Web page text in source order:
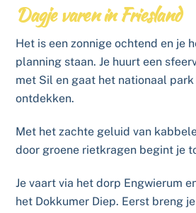
Dagje varen in Friesland
Het is een zonnige ochtend en je
planning staan. Je huurt een
met Sil en gaat het nationaal
ontdekken.
Met het zachte geluid van
door groene rietkragen begint je
Je vaart via het dorp Engwierum
het Dokkumer Diep. Eerst breng